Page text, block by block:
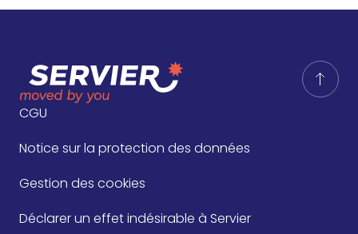
CGU
Notice sur la protection des données
Gestion des cookies
Déclarer un effet indésirable à Servier